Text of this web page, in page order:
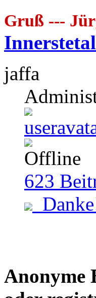
Gruß ---
jaffa
623
Anonyme